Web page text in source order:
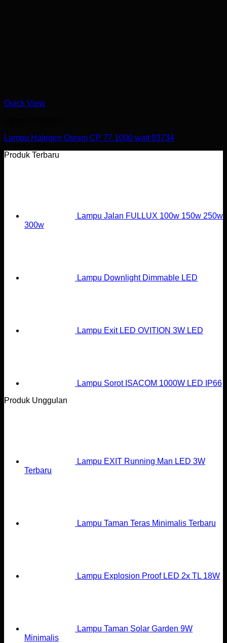
Quick View
Lampu Halogen Osram CP 77 1000 watt 93734
Produk Terbaru
Lampu Jalan FULLUX 100w 150w 250w
300w
Lampu Downlight Dimmable LED
Lampu Exit LED OVITION 3W LED
Lampu Sorot ISACOM 1000W LED IP66
Produk Unggulan
Lampu EXIT Running Man LED 3W
Terbaru
Lampu Taman Teras Minimalis Terbaru
Lampu Explosion Proof LED 2x TL 18W
Lampu Taman Solar Garden 9W
Minimalis